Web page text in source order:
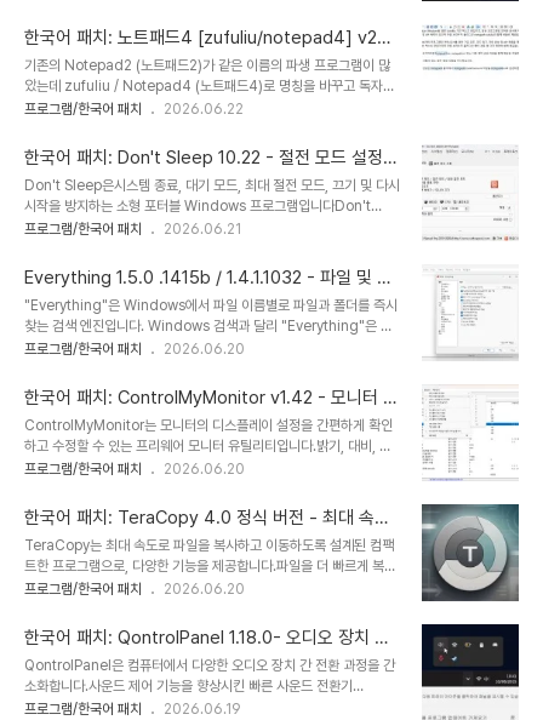
..
간편하게 다운로드할 수 있습니다. 직관적인 인터페이스를 통해 다운
로드를 쉽게 관리하고 언제 어디서나 파일에 액세스할 수 있습니다. 사
용자 친화적 AB Download Manager는 직관적이고 사용자 친화
적인 인터페이스를 제공하여 사용자가 쉽게 기능을 탐색할 수 있도록
합니다. 기본적으로 세련된 다크 모드를 갖추고 있어 시각적으로 만족
이러한 디자인 선택은 전반적인 사용자 경..
한국어 패치: 노트패드4 [zufuliu/notepad4] v26.
06r6196
기존의 Notepad2 (노트패드2)가 같은 이름의 파생 프로그램이 많
았는데 zufuliu / Notepad4 (노트패드4)로 명칭을 바꾸고 독자적
인 이름을 갖게 되었습니다.이것은 파생되는 대부분의 Notepad4의
다. Notepad4-zufuliu는 Windows용 경량 Scintilla 기반 텍스
트 편집기로, 많은 프로그래밍 언어와 문서에 대한 구문 강조, 코드 접
기, 자동 완성 및 API 목록이 있으며 파일 브라우저 플러그인
metapath-zufuliu와 함께 번들로 제공됩니다.Notepad4는 약
80개의 프로그래밍 언어/문서를 위한 구문 강조, 코드 접기, 자동 완
프로그램/한국어 패치 2026.06.22
한국어 패치: Don't Sleep 10.22 - 절전 모드 설정/
해제
Don't Sleep은시스템 종료, 대기 모드, 최대 절전 모드, 끄기 및 다시
시작을 방지하는 소형 포터블 Windows 프로그램입니다Don't
Sleep은 시스템 종료, 대기 모드, 최대 절전 모드, 끄기, 다시 시작을
8.1 등에서 오래된 프로그램을 실행할 때 더욱 강력한 절전 기능을 제
공합니다. 새로운 규칙을 통해 더욱 강력해진 절전 기능을 경험해 보세
요.뿐만 아니라, 컴퓨터 로그인, 모니터 비활성화, 화면 보호기 활성화
도 방지합니다.물론 모든 옵션을 수동으로 비활성화했다가 다시 활성
화할 수도 있지만, Don't Sleep을 사용하면 훨씬 수월하게 작업하고
프로그램/한국어 패치 2026.06.21
Everything 1.5.0 .1415b / 1.4.1.1032 - 파일 및 폴
더 검색 엔진
"Everything"은 Windows에서 파일 이름별로 파일과 폴더를 즉시
찾는 검색 엔진입니다. Windows 검색과 달리 "Everything"은 처
음에 컴퓨터의 모든 파일과 폴더를 표시합니다 (따라서
색 필터를 입력합니다. "Everything"은 파일 및 폴더 이름만 인덱싱
하며 일반적으로 데이터베이스를 구축하는데 몇 초가 걸립니다.
Windows 10 (약 120,000개의 파일)을 새로 설치하면 인덱싱하는
데 약 1초가 걸립니다. 1,000,000개의 파일은 약 1분이 소요됩니다.
공식 홈페이지: https://www.voidtools.com/ko-kr/
프로그램/한국어 패치 2026.06.20
한국어 패치: ControlMyMonitor v1.42 - 모니터 설
정을 보고 수정
ControlMyMonitor는 모니터의 디스플레이 설정을 간편하게 확인
하고 수정할 수 있는 프리웨어 모니터 유틸리티입니다.밝기, 대비, 선
명도, 빨간색/녹색/파란색 색상 균형 등 대부분의 VCP (가상 제어판)
모니터 설정을 수정할 수 있습니다. ControlMyMonitor는 여러 모
니터에서도 작동하며, 기본 창의 드롭다운 메뉴에 표시됩니다. GUI를
통한 사용은 매우 간단합니다. 변경하려는 속성을 선택하고 F6 키를
누르거나 두 번 클릭하여 메뉴를 불러올 수 있습니다. 또한 마우스 오
른쪽 버튼을 클릭하면 나타나는 상황에 맞는 메뉴에도 통합되어 있습
로 내보내 ..
프로그램/한국어 패치 2026.06.20
한국어 패치: TeraCopy 4.0 정식 버전 - 최대 속도
로 파일 복사 및 이동
TeraCopy는 최대 속도로 파일을 복사하고 이동하도록 설계된 컴팩
트한 프로그램으로, 다양한 기능을 제공합니다.파일을 더 빠르게 복사
하세요. TeraCopy는 동적으로 조정되는 버퍼를 사용하여 탐색 시간
전송 속도를 높입니다.전송을 일시 중지하고 다시 시작할 수 있습니다.
언제든지 복사 프로세스를 일시 중지하여 시스템 리소스를 확보하고
한 번의 클릭으로 계속 진행할 수 있습니다.오류 복구. 복사 오류가 발
생하면 TeraCopy는 여러 번 시도하며, 최악의 경우 전체 전송을 종
료하지 않고 해당 파일을 건너뜁니다.대화형 파일 목록. TeraCopy
프로그램/한국어 패치 2026.06.20
한국어 패치: QontrolPanel 1.18.0- 오디오 장치 간
전환
QontrolPanel은 컴퓨터에서 다양한 오디오 장치 간 전환 과정을 간
소화합니다.사운드 제어 기능을 향상시킨 빠른 사운드 전환기
QuickSoundSwitcher는 번거로운 설정 메뉴를 통해 오디오 출력
프로그램/한국어 패치 2026.06.19